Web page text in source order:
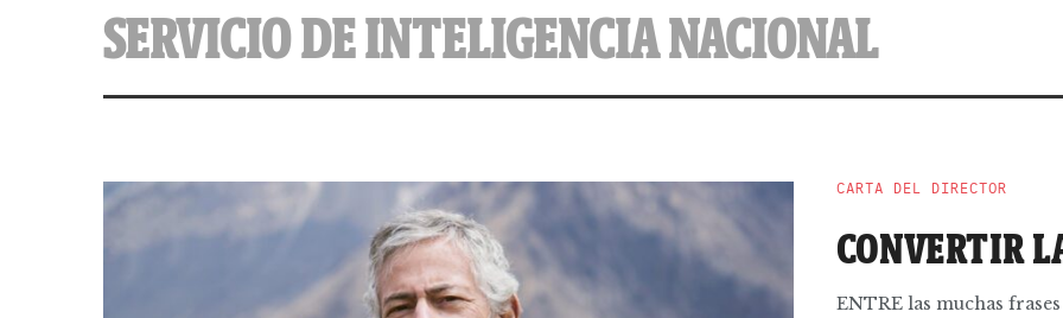
SERVICIO DE INTELIGENCIA NACIONAL
CARTA DEL DIRECTOR
CONVERTIR
ENTRE las muchas